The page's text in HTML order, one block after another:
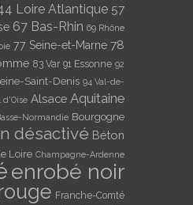
Loire Atlantique 57
67 Bas-Rhin 69 Rhône
77 Seine-et-Marne 78
83 Var 91 Essonne 92
Saint-Denis 94 Val-de-
d'Oise Alsace Aquitaine
Normandie Bourgogne
désactivé Béton
Loire Champagne-Ardenne
enrobé noir
Franche-Comté